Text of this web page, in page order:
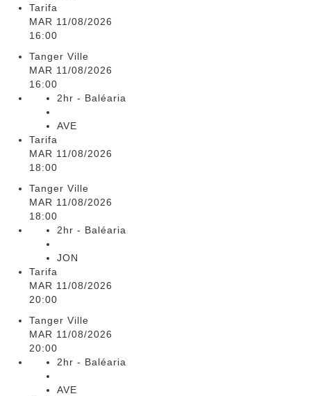
Tarifa
MAR 11/08/2026
16:00
Tanger Ville
MAR 11/08/2026
16:00
2hr - Baléaria
AVE
Tarifa
MAR 11/08/2026
18:00
Tanger Ville
MAR 11/08/2026
18:00
2hr - Baléaria
JON
Tarifa
MAR 11/08/2026
20:00
Tanger Ville
MAR 11/08/2026
20:00
2hr - Baléaria
AVE